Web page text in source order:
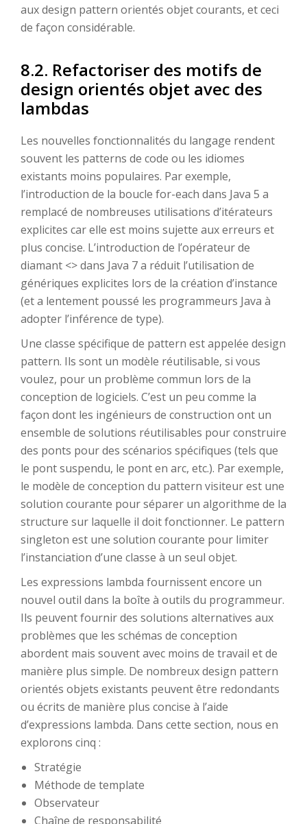
aux design pattern orientés objet courants, et ceci
de façon considérable.
8.2. Refactoriser des motifs de
design orientés objet avec des
lambdas
Les nouvelles fonctionnalités du langage rendent
souvent les patterns de code ou les idiomes
existants moins populaires. Par exemple,
l’introduction de la boucle for-each dans Java 5 a
remplacé de nombreuses utilisations d’itérateurs
explicites car elle est moins sujette aux erreurs et
plus concise. L’introduction de l’opérateur de
diamant <> dans Java 7 a réduit l’utilisation de
génériques explicites lors de la création d’instance
(et a lentement poussé les programmeurs Java à
adopter l’inférence de type).
Une classe spécifique de pattern est appelée design
pattern. Ils sont un modèle réutilisable, si vous
voulez, pour un problème commun lors de la
conception de logiciels. C’est un peu comme la
façon dont les ingénieurs de construction ont un
ensemble de solutions réutilisables pour construire
des ponts pour des scénarios spécifiques (tels que
le pont suspendu, le pont en arc, etc.). Par exemple,
le modèle de conception du pattern visiteur est une
solution courante pour séparer un algorithme de la
structure sur laquelle il doit fonctionner. Le pattern
singleton est une solution courante pour limiter
l’instanciation d’une classe à un seul objet.
Les expressions lambda fournissent encore un
nouvel outil dans la boîte à outils du programmeur.
Ils peuvent fournir des solutions alternatives aux
problèmes que les schémas de conception
abordent mais souvent avec moins de travail et de
manière plus simple. De nombreux design pattern
orientés objets existants peuvent être redondants
ou écrits de manière plus concise à l’aide
d’expressions lambda. Dans cette section, nous en
explorons cinq :
Stratégie
Méthode de template
Observateur
Chaîne de responsabilité